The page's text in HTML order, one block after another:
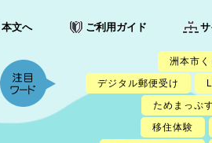
本文へ ご利用ガイド
洲本市
デジタル郵便受け
ためまっぷ
移住体験